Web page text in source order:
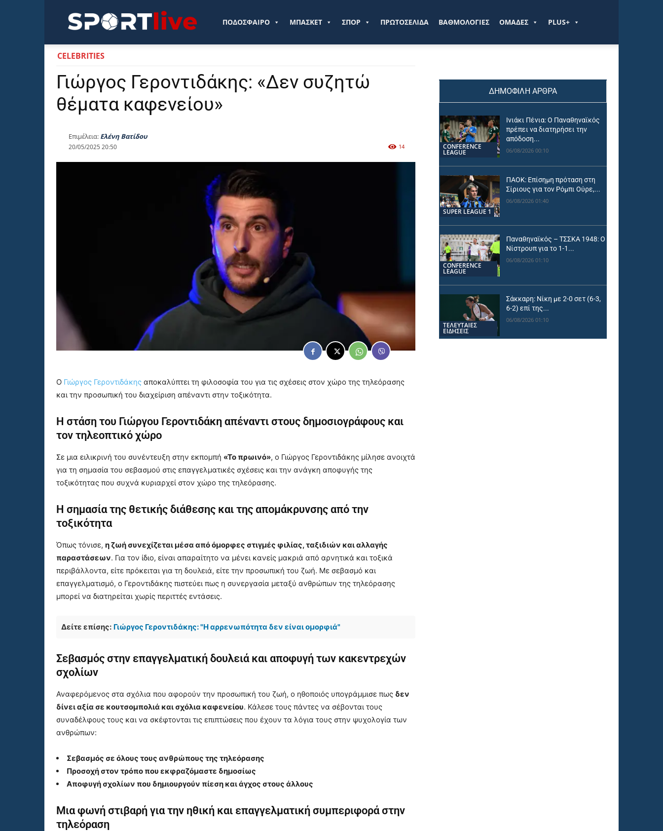
Sportlive.grΠΟΔΟΣΦΑΙΡΟ ΜΠΑΣΚΕΤ ΣΠΟΡ ΠΡΩΤΟΣΕΛΙΔΑ ΒΑΘΜΟΛΟΓΙΕΣ ΟΜΑΔΕΣ PLUS+
CELEBRITIES
Γιώργος Γεροντιδάκης: «Δεν συζητώ
θέματα καφενείου»
Επιμέλεια: Ελένη Βατίδου
20/05/2025 20:50 14
Ο Γιώργος Γεροντιδάκης αποκαλύπτει τη φιλοσοφία του για τις σχέσεις στον χώρο της τηλεόρασης
και την προσωπική του διαχείριση απέναντι στην τοξικότητα.
Η στάση του Γιώργου Γεροντιδάκη απέναντι στους δημοσιογράφους και
τον τηλεοπτικό χώρο
Σε μια ειλικρινή του συνέντευξη στην εκπομπή «Το πρωινό», ο Γιώργος Γεροντιδάκης μίλησε ανοιχτά
για τη σημασία του σεβασμού στις επαγγελματικές σχέσεις και την ανάγκη αποφυγής της
τοξικότητας που συχνά κυριαρχεί στον χώρο της τηλεόρασης.
Η σημασία της θετικής διάθεσης και της απομάκρυνσης από την
τοξικότητα
Όπως τόνισε, η ζωή συνεχίζεται μέσα από όμορφες στιγμές φιλίας, ταξιδιών και αλλαγής
παραστάσεων. Για τον ίδιο, είναι απαραίτητο να μένει κανείς μακριά από αρνητικά και τοξικά
περιβάλλοντα, είτε πρόκειται για τη δουλειά, είτε την προσωπική του ζωή. Με σεβασμό και
επαγγελματισμό, ο Γεροντιδάκης πιστεύει πως η συνεργασία μεταξύ ανθρώπων της τηλεόρασης
μπορεί να διατηρείται χωρίς περιττές εντάσεις.
Δείτε επίσης: Γιώργος Γεροντιδάκης: "Η αρρενωπότητα δεν είναι ομορφιά"
Σεβασμός στην επαγγελματική δουλειά και αποφυγή των κακεντρεχών
σχολίων
Αναφερόμενος στα σχόλια που αφορούν την προσωπική του ζωή, ο ηθοποιός υπογράμμισε πως δεν
δίνει αξία σε κουτσομπολιά και σχόλια καφενείου. Κάλεσε τους πάντες να σέβονται τους
συναδέλφους τους και να σκέφτονται τις επιπτώσεις που έχουν τα λόγια τους στην ψυχολογία των
ανθρώπων:
Σεβασμός σε όλους τους ανθρώπους της τηλεόρασης
Προσοχή στον τρόπο που εκφραζόμαστε δημοσίως
Αποφυγή σχολίων που δημιουργούν πίεση και άγχος στους άλλους
Μια φωνή στιβαρή για την ηθική και επαγγελματική συμπεριφορά στην
τηλεόραση
ΔΗΜΟΦΙΛΗ ΑΡΘΡΑ
CONFERENCE
LEAGUE
Ινιάκι Πένια: Ο Παναθηναϊκός
πρέπει να διατηρήσει την
απόδοση...
06/08/2026 00:10
SUPER LEAGUE 1
ΠΑΟΚ: Επίσημη πρόταση στη
Σίριους για τον Ρόμπι Ούρε,...
06/08/2026 01:40
CONFERENCE
LEAGUE
Παναθηναϊκός – ΤΣΣΚΑ 1948: Ο
Νίστρουπ για το 1-1...
06/08/2026 01:10
ΤΕΛΕΥΤΑΙΕΣ
ΕΙΔΗΣΕΙΣ
Σάκκαρη: Νίκη με 2-0 σετ (6-3,
6-2) επί της...
06/08/2026 01:10